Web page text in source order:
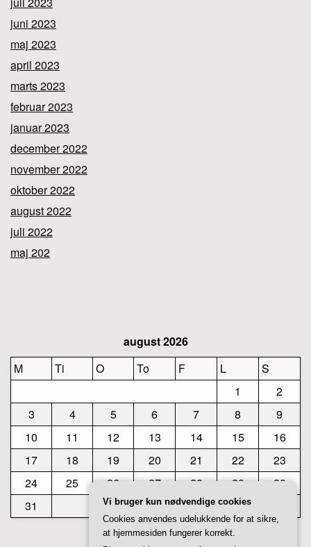
juni 2023
maj 2023
april 2023
marts 2023
februar 2023
januar 2023
december 2022
november 2022
oktober 2022
august 2022
juli 2022
maj 202
august 2026
M
Ti O To F L
S
1
2
3
4 5 6 7 8
9
10
11 12 13 14 15
16
17
18 19 20 21 22
23
24
25 26 27 28 29
30
31
« jul
Vi bruger kun nødvendige cookies
Cookies anvendes udelukkende for at sikre,
at hjemmesiden fungerer korrekt.